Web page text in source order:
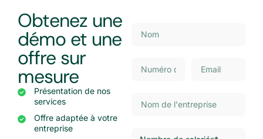
Obtenez une
démo et une
offre sur
mesure
Présentation de nos
services
Offre adaptée à votre
entreprise